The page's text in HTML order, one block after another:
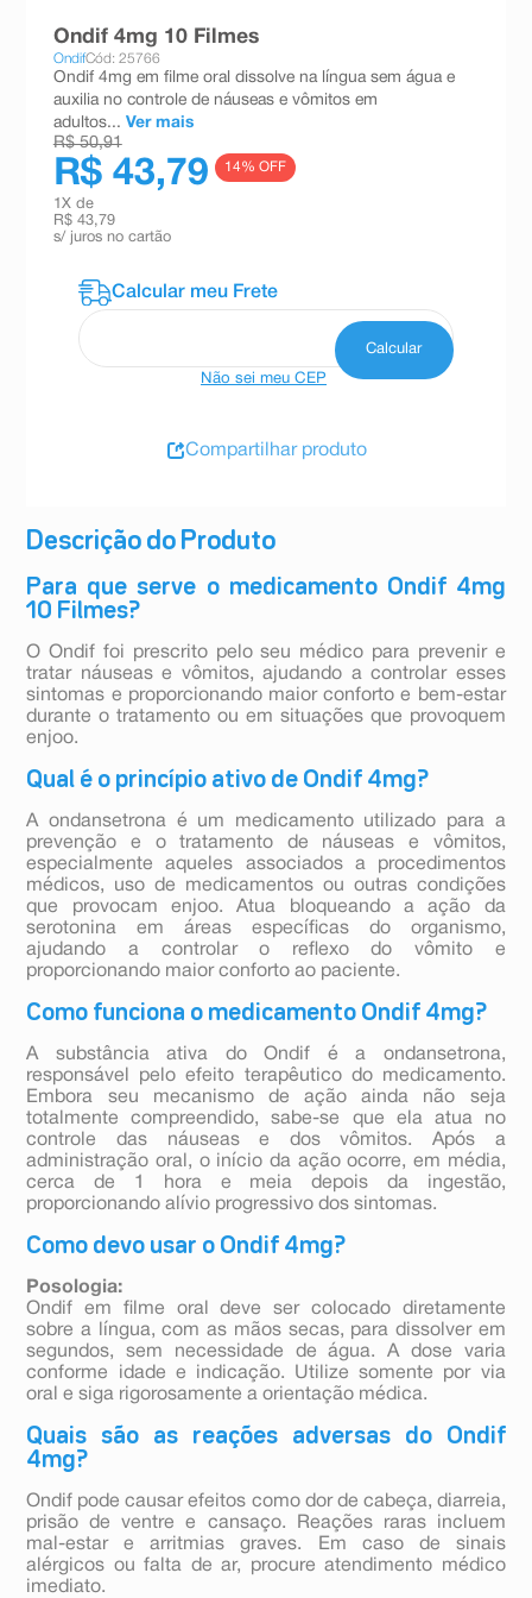
Descrição do Produto
Para que serve o medicamento Ondif 4mg
10 Filmes?
O Ondif foi prescrito pelo seu médico para prevenir e
tratar náuseas e vômitos, ajudando a controlar esses
sintomas e proporcionando maior conforto e bem-estar
durante o tratamento ou em situações que provoquem
enjoo.
Qual é o princípio ativo de Ondif 4mg?
A ondansetrona é um medicamento utilizado para a
prevenção e o tratamento de náuseas e vômitos,
especialmente aqueles associados a procedimentos
médicos, uso de medicamentos ou outras condições
que provocam enjoo. Atua bloqueando a ação da
serotonina em áreas específicas do organismo,
ajudando a controlar o reflexo do vômito e
proporcionando maior conforto ao paciente.
Como funciona o medicamento Ondif 4mg?
A substância ativa do Ondif é a ondansetrona,
responsável pelo efeito terapêutico do medicamento.
Embora seu mecanismo de ação ainda não seja
totalmente compreendido, sabe-se que ela atua no
controle das náuseas e dos vômitos. Após a
administração oral, o início da ação ocorre, em média,
cerca de 1 hora e meia depois da ingestão,
proporcionando alívio progressivo dos sintomas.
Como devo usar o Ondif 4mg?
Posologia:
Ondif em filme oral deve ser colocado diretamente
sobre a língua, com as mãos secas, para dissolver em
segundos, sem necessidade de água. A dose varia
conforme idade e indicação. Utilize somente por via
oral e siga rigorosamente a orientação médica.
Quais são as reações adversas do Ondif
4mg?
Ondif pode causar efeitos como dor de cabeça, diarreia,
prisão de ventre e cansaço. Reações raras incluem
mal-estar e arritmias graves. Em caso de sinais
alérgicos ou falta de ar, procure atendimento médico
imediato.
Ondif 4mg 10 Filmes
OndifCód: 25766
Ondif 4mg em filme oral dissolve na língua sem água e
auxilia no controle de náuseas e vômitos em
adultos... Ver mais
R$ 50,91
R$ 43,79 14% OFF
1 X de
R$ 43,79
s/ juros no cartão
Não sei meu CEP
Compartilhar produto
teste gravidez
esmalte
10ºabsorvente